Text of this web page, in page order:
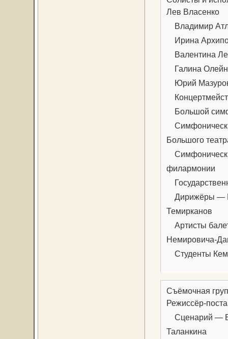
Лев Власенко
Владимир
Ирина
Валентина
Галина
Юрий
Большой
Большого
филармонии
Дирижёры —
Темирканов
Артисты
Немировича-
Студенты
Съёмочная
Режиссёр-
Сценарий —
Таланкина